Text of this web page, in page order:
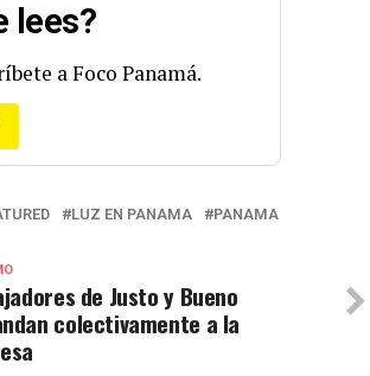
lees?
a Foco Panamá.
LUZ EN PANAMA PANAMA
de Justo y Bueno
colectivamente a la